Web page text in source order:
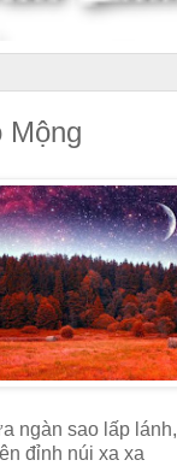
ngàn sao lấp lánh,
đỉnh núi xa xa